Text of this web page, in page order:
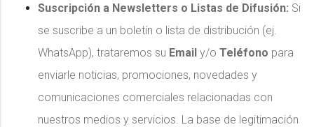
Suscripción a Newsletters o Listas de Difusión: Si
se suscribe a un boletín o lista de distribución (ej.
WhatsApp), trataremos su Email y/oTeléfono para
enviarle noticias, promociones, novedades y
comunicaciones comerciales relacionadas con
nuestros medios y servicios. La base de legitimación